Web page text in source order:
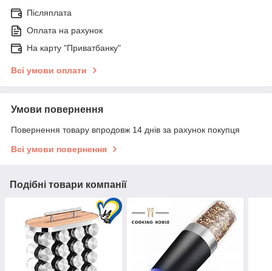
Післяплата
Оплата на рахунок
На карту "Приватбанку"
Всі умови оплати
Умови повернення
Повернення товару впродовж 14 днів за рахунок покупця
Всі умови повернення
Подібні товари компанії